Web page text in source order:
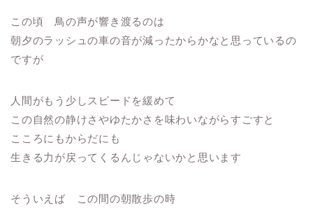
この頃 鳥の声が響き渡るのは
朝夕のラッシュの車の音が減ったからかなと思っているの
ですが
人間がもう少しスピードを緩めて
この自然の静けさやゆたかさを味わいながらすごすと
こころにもからだにも
生きる力が戻ってくるんじゃないかと思います
そういえば この間の朝散歩の時